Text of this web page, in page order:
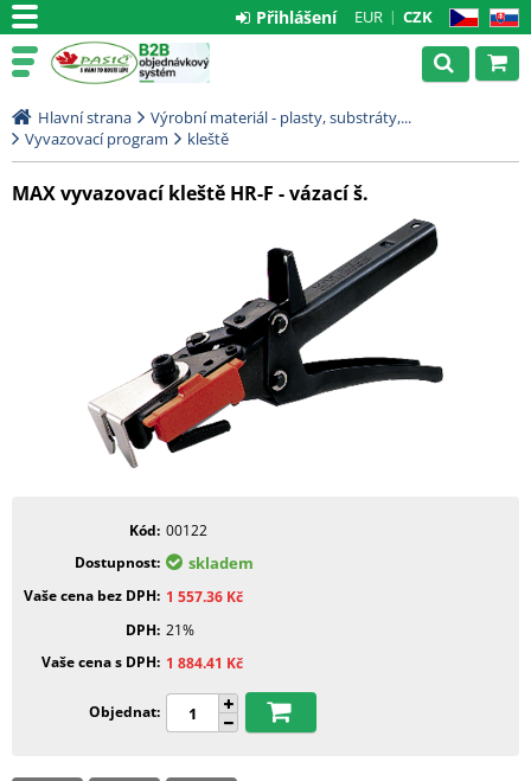
CZ SK
EUR CZK
Přihlášení
Hlavní strana
Výrobní materiál - plasty, substráty,...
Vyvazovací program
kleště
MAX vyvazovací kleště HR-F - vázací š.
Kód 00122
Dostupnost
skladem
Vaše cena bez DPH 1 557.36 Kč
DPH 21%
Vaše cena s DPH 1 884.41 Kč
Objednat